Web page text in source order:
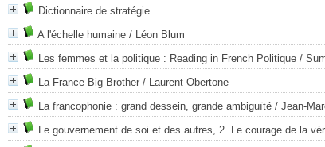
Dictionnaire de stratégie
A l'échelle humaine / Léon Blum
Les femmes et la politique : Reading in French Politique /
La France Big Brother / Laurent Obertone
La francophonie : grand dessein, grande ambiguïté / Jean-
Le gouvernement de soi et des autres, 2. Le courage de la